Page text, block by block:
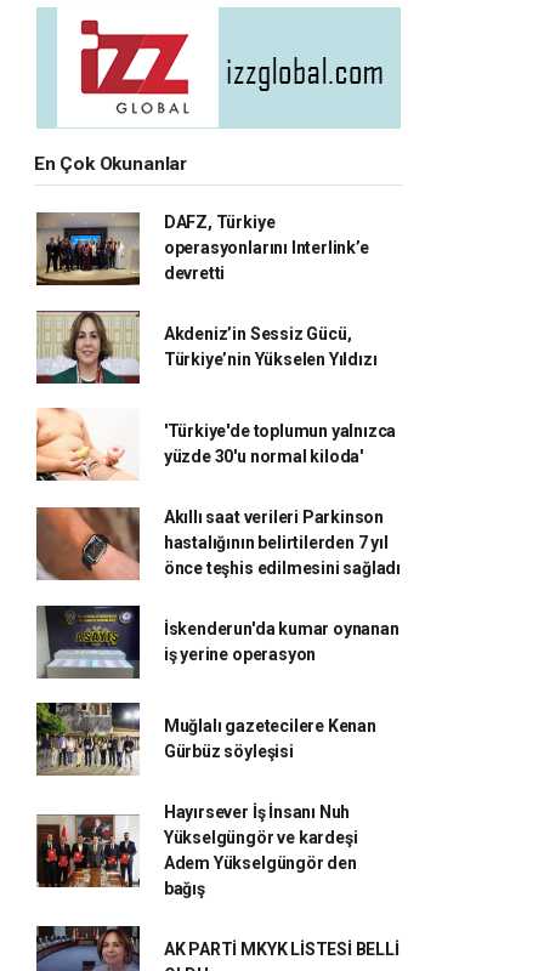
En Çok Okunanlar
DAFZ, Türkiye
operasyonlarını Interlink’e
devretti
Akdeniz’in Sessiz Gücü,
Türkiye’nin Yükselen Yıldızı
'Türkiye'de toplumun yalnızca
yüzde 30'u normal kiloda'
Akıllı saat verileri Parkinson
hastalığının belirtilerden 7 yıl
önce teşhis edilmesini sağladı
İskenderun'da kumar oynanan
iş yerine operasyon
Muğlalı gazetecilere Kenan
Gürbüz söyleşisi
Hayırsever İş İnsanı Nuh
Yükselgüngör ve kardeşi
Adem Yükselgüngör den
bağış
AK PARTİ MKYK LİSTESİ BELLİ